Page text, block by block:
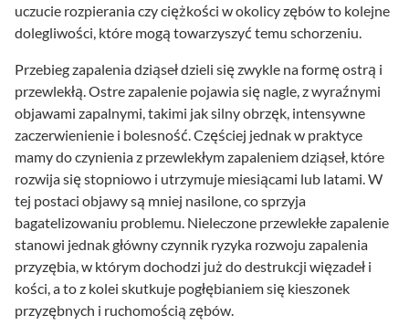
uczucie rozpierania czy ciężkości w okolicy zębów to kolejne
dolegliwości, które mogą towarzyszyć temu schorzeniu.
Przebieg zapalenia dziąseł dzieli się zwykle na formę ostrą i
przewlekłą. Ostre zapalenie pojawia się nagle, z wyraźnymi
objawami zapalnymi, takimi jak silny obrzęk, intensywne
zaczerwienienie i bolesność. Częściej jednak w praktyce
mamy do czynienia z przewlekłym zapaleniem dziąseł, które
rozwija się stopniowo i utrzymuje miesiącami lub latami. W
tej postaci objawy są mniej nasilone, co sprzyja
bagatelizowaniu problemu. Nieleczone przewlekłe zapalenie
stanowi jednak główny czynnik ryzyka rozwoju zapalenia
przyzębia, w którym dochodzi już do destrukcji więzadeł i
kości, a to z kolei skutkuje pogłębianiem się kieszonek
przyzębnych i ruchomością zębów.